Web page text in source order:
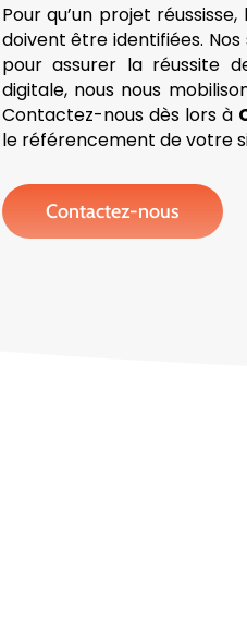
Pour qu’un projet
doivent être identifiées.
pour assurer la réussite
digitale, nous nous
Contactez-nous dès lors à
le référencement de votre
Contactez-nous